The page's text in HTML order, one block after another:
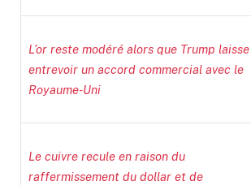
L’or reste modéré alors que Trump laisse
entrevoir un accord commercial avec le
Royaume-Uni
Le cuivre recule en raison du
raffermissement du dollar et de